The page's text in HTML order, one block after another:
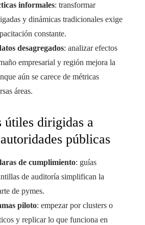
informales: transformar
y dinámicas tradicionales exige
constante.
desagregados: analizar efectos
empresarial y región mejora la
aún se carece de métricas
áreas.
útiles dirigidas a
públicas
de cumplimiento: guías
de auditoría simplifican la
de pymes.
piloto: empezar por clusters o
y replicar lo que funciona en